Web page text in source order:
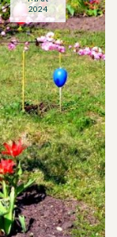
2024